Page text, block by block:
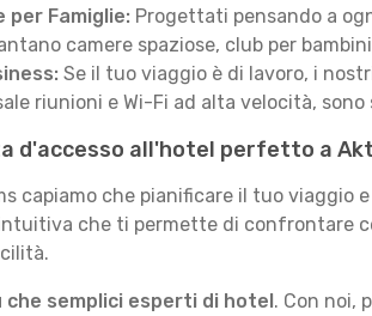
Famiglie: Progettati pensando a
camere spaziose, club per
Se il tuo viaggio è di lavoro, i
riunioni e Wi-Fi ad alta velocità,
d'accesso all'hotel perfetto a
capiamo che pianificare il tuo viaggio
che ti permette di confrontare
che semplici esperti di hotel. Con noi,